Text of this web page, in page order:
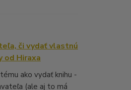
či vydať vlastnú
od Hiraxa
ako vydať knihu -
(ale aj to má